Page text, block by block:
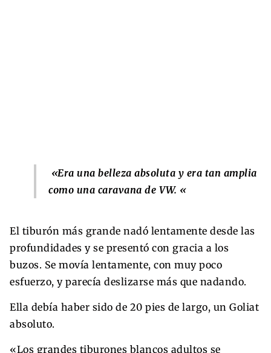
«Era una belleza absoluta y era tan amplia
como una caravana de VW. «
El tiburón más grande nadó lentamente desde las
profundidades y se presentó con gracia a los
buzos. Se movía lentamente, con muy poco
esfuerzo, y parecía deslizarse más que nadando.
Ella debía haber sido de 20 pies de largo, un Goliat
absoluto.
«Los grandes tiburones blancos adultos se